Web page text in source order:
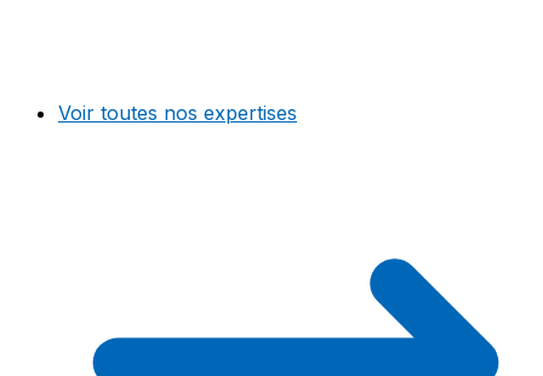
Voir toutes nos expertises